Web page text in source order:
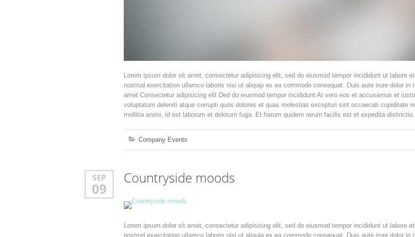
Lorem ipsum dolor sit amet, consectetur adipisicing elit, sed do eiusmod tempor incididunt ut labore
nostrud exercitation ullamco laboris nisi ut aliquip ex ea commodo consequat. Duis aute irure dolor
amet Consectetur adipisicing elit Ded do eiusmod tempor incididunt At vero eos et accusamus et
voluptatum deleniti atque corrupti quos dolores et quas molestias excepturi sint occaecati cupiditate
mollitia animi, id est laborum et dolorum fuga. Et harum quidem rerum facilis est et expedita
Company Events
SEP
09
Countryside moods
Lorem ipsum dolor sit amet, consectetur adipisicing elit, sed do eiusmod tempor incididunt ut labore
nostrud exercitation ullamco laboris nisi ut aliquip ex ea commodo consequat. Duis aute irure dolor